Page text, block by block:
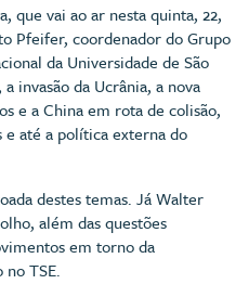
que vai ao ar nesta quinta, 22,
Pfeifer, coordenador do Grupo
da Universidade de São
invasão da Ucrânia, a nova
e a China em rota de colisão,
e até a política externa do
destes temas. Já Walter
além das questões
em torno da
TSE.